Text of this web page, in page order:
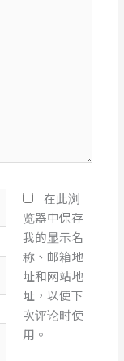
在此浏
览器中保存
我的显示名
称、邮箱地
址和网站地
址，以便下
次评论时使
用。